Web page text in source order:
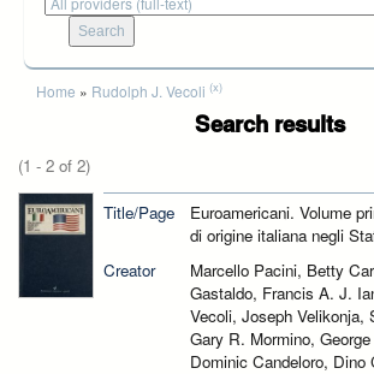
You are here
Home » Rudolph J. Vecoli (x)
Search results
(1 - 2 of 2)
Title/Page
Euroamericani. Volume
di origine italiana negli
Creator
Marcello Pacini, Betty
Gastaldo, Francis A. J.
Vecoli, Joseph Velikonja,
Gary R. Mormino,
Dominic Candeloro, Dino